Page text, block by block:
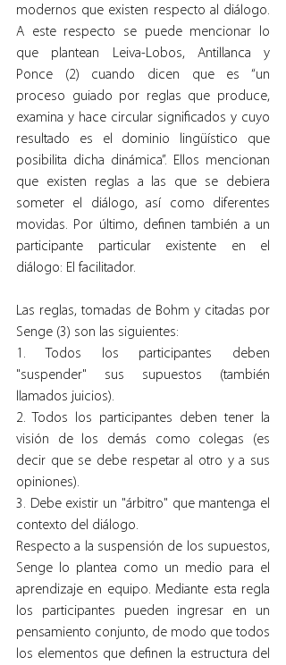
modernos que existen respecto al diálogo.
A este respecto se puede mencionar lo
que plantean Leiva-Lobos, Antillanca y
Ponce (2) cuando dicen que es “un
proceso guiado por reglas que produce,
examina y hace circular significados y cuyo
resultado es el dominio lingüístico que
posibilita dicha dinámica”. Ellos mencionan
que existen reglas a las que se debiera
someter el diálogo, así como diferentes
movidas. Por último, definen también a un
participante particular existente en el
diálogo: El facilitador.
Las reglas, tomadas de Bohm y citadas por
Senge (3) son las siguientes:
1. Todos los participantes deben
"suspender" sus supuestos (también
llamados juicios).
2. Todos los participantes deben tener la
visión de los demás como colegas (es
decir que se debe respetar al otro y a sus
opiniones).
3. Debe existir un "árbitro" que mantenga el
contexto del diálogo.
Respecto a la suspensión de los supuestos,
Senge lo plantea como un medio para el
aprendizaje en equipo. Mediante esta regla
los participantes pueden ingresar en un
pensamiento conjunto, de modo que todos
los elementos que definen la estructura del